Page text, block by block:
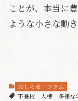
ことが、本当に
ような小さな動
おしらせ
コラム
不登校
人権 多様な